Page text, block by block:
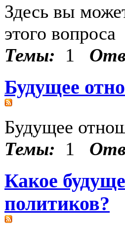
Здесь вы
этого вопроса
Темы:
1
Будущее
Будущее
Темы:
1
Какое
политиков?